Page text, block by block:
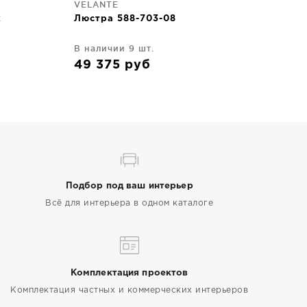
VELANTE
Люстра 588-703-08
В наличии 9 шт.
49 375 руб
Подбор под ваш интерьер
Всё для интерьера в одном каталоге
Комплектация проектов
Комплектация частных и коммерческих интерьеров